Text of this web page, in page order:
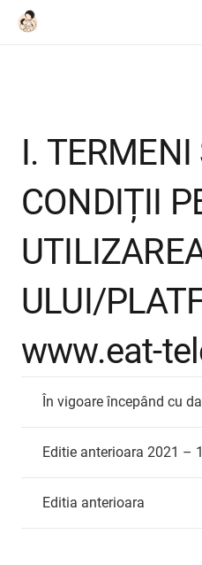
I. TERMENI
CONDIȚII
ULUI/
www.eat-
În vigoare începând cu
Editie anterioara 2021 –
Editia anterioara